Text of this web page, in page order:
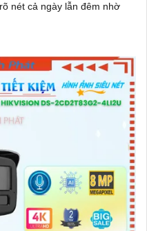
nét cả ngày lẫn đêm nhờ